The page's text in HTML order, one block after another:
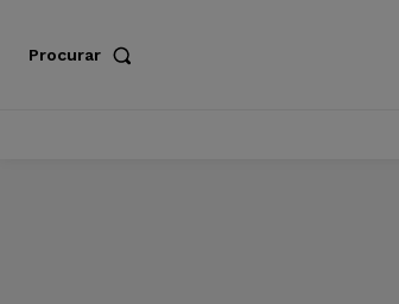
Procurar